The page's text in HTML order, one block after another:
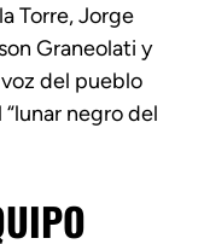
Torre, Jorge
Graneolati y
voz del pueblo
negro del